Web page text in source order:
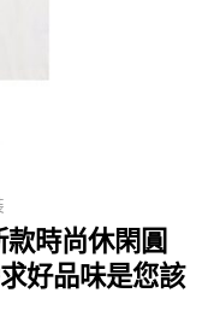
時尚休閑圓
好品味是您該